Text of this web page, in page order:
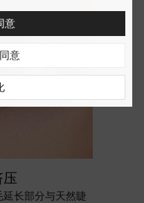
压
长部分与天然睫
意
意